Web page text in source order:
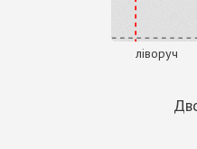
ліворуч